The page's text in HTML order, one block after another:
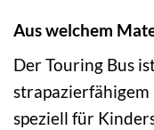
Aus welchem
Der Touring Bus
speziell für